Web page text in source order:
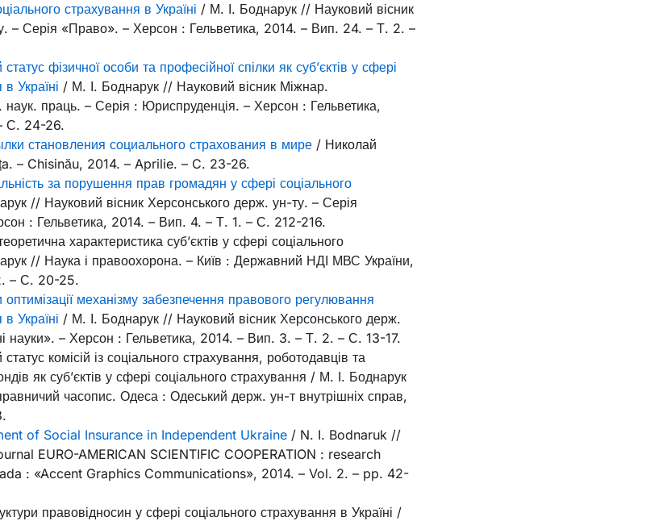
страхування в Україні / М. І. Боднарук // Науковий вісник
– Серія «Право». – Херсон : Гельветика, 2014. – Вип. 24. – Т. 2. –
фізичної особи та професійної спілки як суб’єктів у сфері
Україні / М. І. Боднарук // Науковий вісник Міжнар.
наук. праць. – Серія : Юриспруденція. – Херсон : Гельветика,
С. 24-26.
становления социального страхования в мире / Николай
– Chisinău, 2014. – Aprilie. – C. 23-26.
за порушення прав громадян у сфері соціального
// Науковий вісник Херсонського держ. ун-ту. – Серія
: Гельветика, 2014. – Вип. 4. – Т. 1. – С. 212-216.
характеристика суб’єктів у сфері соціального
// Наука і правоохорона. – Київ : Державний НДІ МВС України,
– С. 20-25.
механізму забезпечення правового регулювання
Україні / М. І. Боднарук // Науковий вісник Херсонського держ.
науки». – Херсон : Гельветика, 2014. – Вип. 3. – Т. 2. – С. 13-17.
комісій із соціального страхування, роботодавців та
як суб’єктів у сфері соціального страхування / М. І. Боднарук
часопис. Одеса : Одеський держ. ун-т внутрішніх справ,
of Social Insurance in Independent Ukraine / N. I. Bodnaruk //
EURO-AMERICAN SCIENTIFIC COOPERATION : research
: «Accent Graphics Communications», 2014. – Vol. 2. – pp. 42-
правовідносин у сфері соціального страхування в Україні /